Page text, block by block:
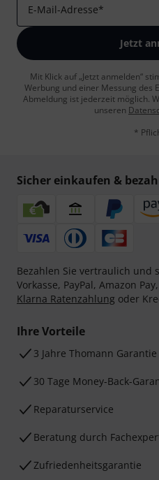
E-Mail-Adresse*
Jetzt
Mit Klick auf „Jetzt anmelden“
Werbung und einer Messung des
Abmeldung ist jederzeit möglich.
unseren
*
Sicher einkaufen &
Bezahlen Sie vertraulich und
Vorkasse, PayPal, Amazon Pay,
Klarna Ratenzahlung oder
Ihre Vorteile
3 Jahre Thomann Garantie
30 Tage Money-Back-
Reparaturservice
Beratung durch
Zufriedenheitsgarantie